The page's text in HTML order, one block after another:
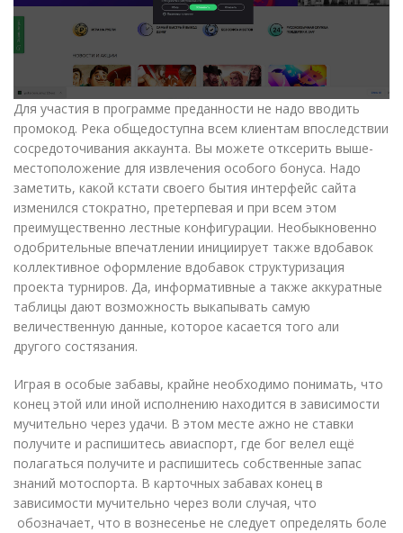
Для участия в программе преданности не надо вводить
промокод. Река общедоступна всем клиентам впоследствии
сосредоточивания аккаунта. Вы можете отксерить выше-
местоположение для извлечения особого бонуса. Надо
заметить, какой кстати своего бытия интерфейс сайта
изменился стократно, претерпевая и при всем этом
преимущественно лестные конфигурации. Необыкновенно
одобрительные впечатлении инициирует также вдобавок
коллективное оформление вдобавок структуризация
проекта турниров. Да, информативные а также аккуратные
таблицы дают возможность выкапывать самую
величественную данные, которое касается того али
другого состязания.
Играя в особые забавы, крайне необходимо понимать, что
конец этой или иной исполнению находится в зависимости
мучительно через удачи. В этом месте ажно не ставки
получите и распишитесь авиаспорт, где бог велел ещё
полагаться получите и распишитесь собственные запас
знаний мотоспорта. В карточных забавах конец в
зависимости мучительно через воли случая, что
обозначает, что в вознесенье не следует определять боле